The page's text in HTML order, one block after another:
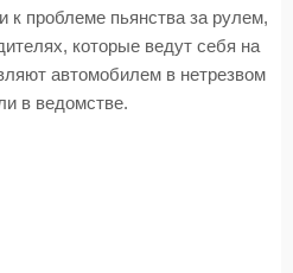
к проблеме пьянства за рулем,
которые ведут себя на
автомобилем в нетрезвом
в ведомстве.